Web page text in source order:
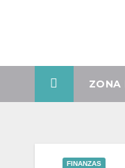
ZONA
FINANZAS